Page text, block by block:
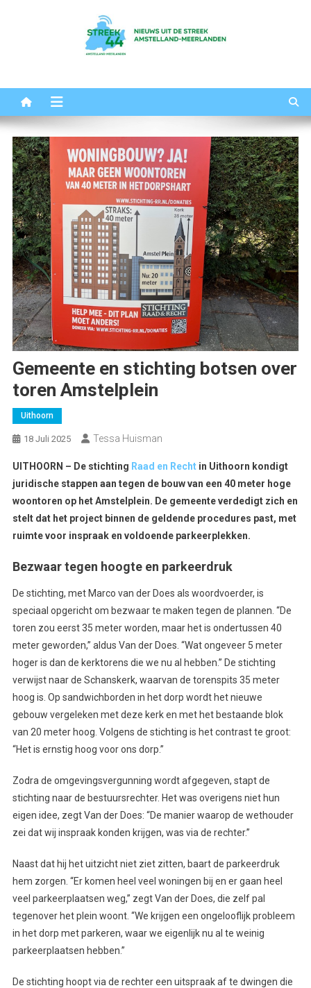
Gemeente en stichting botsen over
toren Amstelplein
Uithoorn
18 Juli 2025 Tessa Huisman
UITHOORN – De stichting Raad en Rechtin Uithoorn kondigt
juridische stappen aan tegen de bouw van een 40 meter hoge
woontoren op het Amstelplein. De gemeente verdedigt zich en
stelt dat het project binnen de geldende procedures past, met
ruimte voor inspraak en voldoende parkeerplekken.
Bezwaar tegen hoogte en parkeerdruk
De stichting, met Marco van der Does als woordvoerder, is
speciaal opgericht om bezwaar te maken tegen de plannen. “De
toren zou eerst 35 meter worden, maar het is ondertussen 40
meter geworden,” aldus Van der Does. “Wat ongeveer 5 meter
hoger is dan de kerktorens die we nu al hebben.” De stichting
verwijst naar de Schanskerk, waarvan de torenspits 35 meter
hoog is. Op sandwichborden in het dorp wordt het nieuwe
gebouw vergeleken met deze kerk en met het bestaande blok
van 20 meter hoog. Volgens de stichting is het contrast te groot:
“Het is ernstig hoog voor ons dorp.”
Zodra de omgevingsvergunning wordt afgegeven, stapt de
stichting naar de bestuursrechter. Het was overigens niet hun
eigen idee, zegt Van der Does: “De manier waarop de wethouder
zei dat wij inspraak konden krijgen, was via de rechter.”
Naast dat hij het uitzicht niet ziet zitten, baart de parkeerdruk
hem zorgen. “Er komen heel veel woningen bij en er gaan heel
veel parkeerplaatsen weg,” zegt Van der Does, die zelf pal
tegenover het plein woont. “We krijgen een ongelooflijk probleem
in het dorp met parkeren, waar we eigenlijk nu al te weinig
parkeerplaatsen hebben.”
De stichting hoopt via de rechter een uitspraak af te dwingen die